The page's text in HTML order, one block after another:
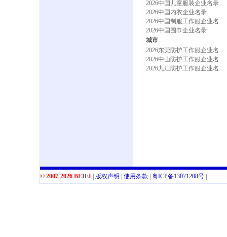
2026中国儿童服装企业名录
2026中国内衣企业名录
2026中国制服工作服企业名...
2026中国围巾企业名录
城市
2026东莞防护工作服企业名...
2026中山防护工作服企业名...
2026九江防护工作服企业名...
© 2007-2026 BEIEI| 版权声明 使用条款 粤ICP备13071208号|